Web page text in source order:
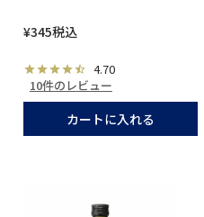
¥345税込
4.70
10件のレビュー
カートに入れる